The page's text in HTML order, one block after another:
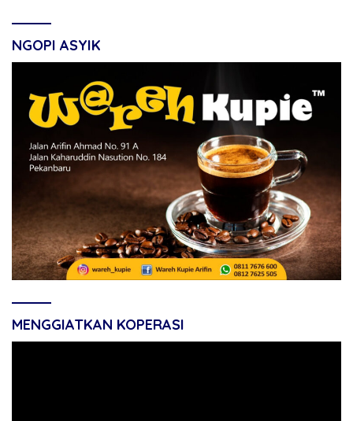
NGOPI ASYIK
MENGGIATKAN KOPERASI